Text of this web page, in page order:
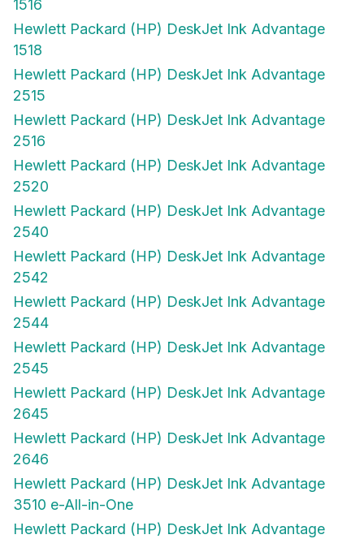
Hewlett Packard (HP) DeskJet Ink Advantage
Hewlett Packard (HP) DeskJet Ink Advantage
Hewlett Packard (HP) DeskJet Ink Advantage
Hewlett Packard (HP) DeskJet Ink Advantage
Hewlett Packard (HP) DeskJet Ink Advantage
Hewlett Packard (HP) DeskJet Ink Advantage
Hewlett Packard (HP) DeskJet Ink Advantage
Hewlett Packard (HP) DeskJet Ink Advantage
Hewlett Packard (HP) DeskJet Ink Advantage
Hewlett Packard (HP) DeskJet Ink Advantage
Hewlett Packard (HP) DeskJet Ink Advantage
3510 e-All-in-One
Hewlett Packard (HP) DeskJet Ink Advantage